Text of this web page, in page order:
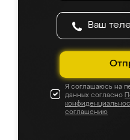
Я соглашаюсь на
данных согласно
соглашению